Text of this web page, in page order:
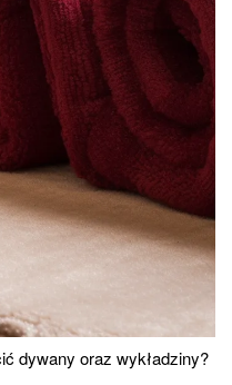
dywany oraz wykładziny?